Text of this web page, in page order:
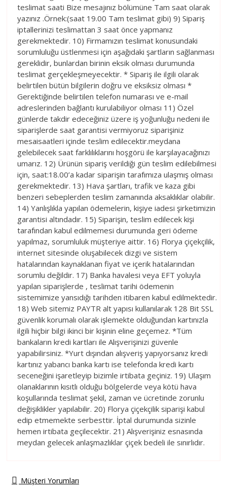
teslimat saati Bize mesajınız bölümüne Tam saat olarak
yazınız .Örnek:(saat 19.00 Tam teslimat gibi) 9) Sipariş
iptallerinizi teslimattan 3 saat önce yapmanız
gerekmektedir. 10) Firmamızın teslimat konusundaki
sorumluluğu üstlenmesi için aşağıdaki şartların sağlanması
gereklidir, bunlardan birinin eksik olması durumunda
teslimat gerçekleşmeyecektir. * Sipariş ile ilgili olarak
belirtilen bütün bilgilerin doğru ve eksiksiz olması *
Gerektiğinde belirtilen telefon numarası ve e-mail
adreslerinden bağlantı kurulabiliyor olması 11) Özel
günlerde takdir edeceğiniz üzere iş yoğunluğu nedeni ile
siparişlerde saat garantisi vermiyoruz siparişiniz
mesaisaatleri içinde teslim edilecektir.meydana
gelebilecek saat farklılıklarını hoşgörü ile karşılayacağınızı
umarız. 12) Ürünün sipariş verildiği gün teslim edilebilmesi
için, saat:18.00’a kadar siparişin tarafımıza ulaşmış olması
gerekmektedir. 13) Hava şartları, trafik ve kaza gibi
benzeri sebeplerden teslim zamanında aksaklıklar olabilir.
14) Yanlışlıkla yapılan ödemelerin, kişiye iadesi şirketimizin
garantisi altındadır. 15) Siparişin, teslim edilecek kişi
tarafından kabul edilmemesi durumunda geri ödeme
yapılmaz, sorumluluk müşteriye aittir. 16) Florya çiçekçilik,
internet sitesinde oluşabilecek dizgi ve sistem
hatalarından kaynaklanan fiyat ve içerik hatalarından
sorumlu değildir. 17) Banka havalesi veya EFT yoluyla
yapılan siparişlerde , teslimat tarihi ödemenin
sistemimize yansıdığı tarihden itibaren kabul edilmektedir.
18) Web sitemiz PAYTR alt yapısı kullanılarak 128 Bit SSL
güvenlik korumalı olarak işlemekte olduğundan kartınızla
ilgili hiçbir bilgi ikinci bir kişinin eline geçemez. *Tüm
bankaların kredi kartları ile Alışverişinizi güvenle
yapabilirsiniz. *Yurt dışından alışveriş yapıyorsanız kredi
kartınız yabancı banka kartı ise telefonda kredi kartı
seceneğini işaretleyip bizimle irtibata geçiniz. 19) Ulaşım
olanaklarının kısıtlı olduğu bölgelerde veya kötü hava
koşullarında teslimat şekil, zaman ve ücretinde zorunlu
değişiklikler yapılabilir. 20) Florya çiçekçilik siparişi kabul
edip etmemekte serbesttir. İptal durumunda sizinle
hemen irtibata geçilecektir. 21) Alışverişiniz esnasında
meydan gelecek anlaşmazlıklar çiçek bedeli ile sınırlıdır.
Müşteri Yorumları